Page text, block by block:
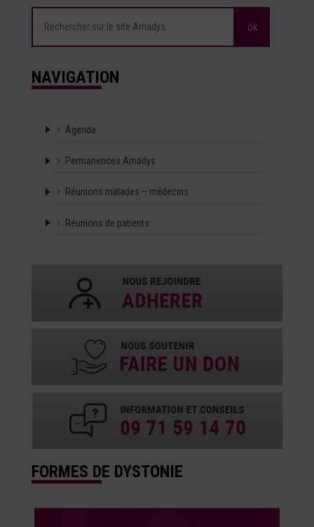
NAVIGATION
Agenda
Permanences Amadys
Réunions malades – médecins
Réunions de patients
FORMES DE DYSTONIE